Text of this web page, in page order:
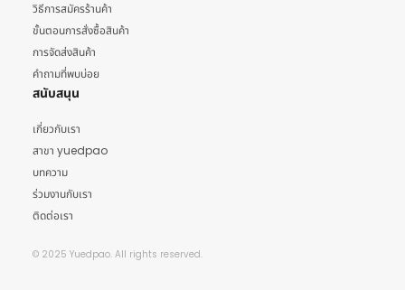
วิธีการสมัครร้านค้า
ขั้นตอนการสั่งซื้อสินค้า
การจัดส่งสินค้า
คำถามที่พบบ่อย
สนับสนุน
เกี่ยวกับเรา
สาขา yuedpao
บทความ
ร่วมงานกับเรา
ติดต่อเรา
© 2025 Yuedpao. All rights reserved.